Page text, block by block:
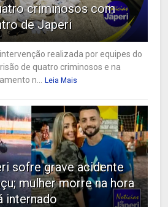
criminosos com
de Japeri
realizada por equipes do
de quatro criminosos e na
n...
Leia Mais
sofre grave acidente
mulher morre na hora
internado